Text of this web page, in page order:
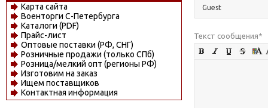
Карта сайта
Военторги С-Петербурга
Каталоги (PDF)
Прайс-лист
Оптовые поставки (РФ, СНГ)
Розничные продажи (только СПб)
Розница/мелкий опт (регионы РФ)
Изготовим на заказ
Ищем поставщиков
Контактная информация
Текст сообщения*